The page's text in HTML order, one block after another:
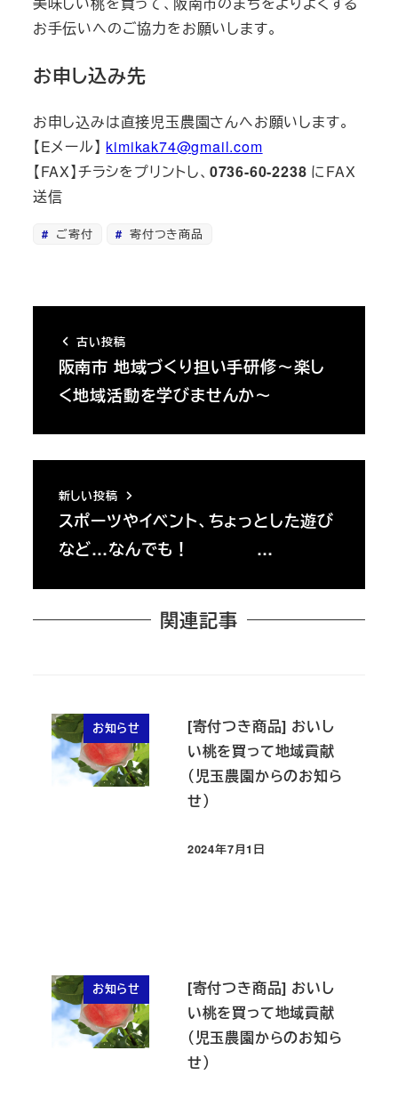
お手伝いへのご協力をお願いします。
お申し込み先
お申し込みは直接児玉農園さんへお願いします。
【Eメール】 kimikak74@gmail.com
【FAX】チラシをプリントし、 0736-60-2238 にFAX
送信
ご寄付 寄付つき商品
古い投稿
阪南市 地域づくり担い手研修～楽し
く地域活動を学びませんか～
新しい投稿
スポーツやイベント、ちょっとした遊び
など…なんでも！ …
関連記事
お知らせ
[寄付つき商品] おいし
い桃を買って地域貢献
（児玉農園からのお知ら
せ）
投稿日
2024年7月1日
お知らせ
[寄付つき商品] おいし
い桃を買って地域貢献
（児玉農園からのお知ら
せ）